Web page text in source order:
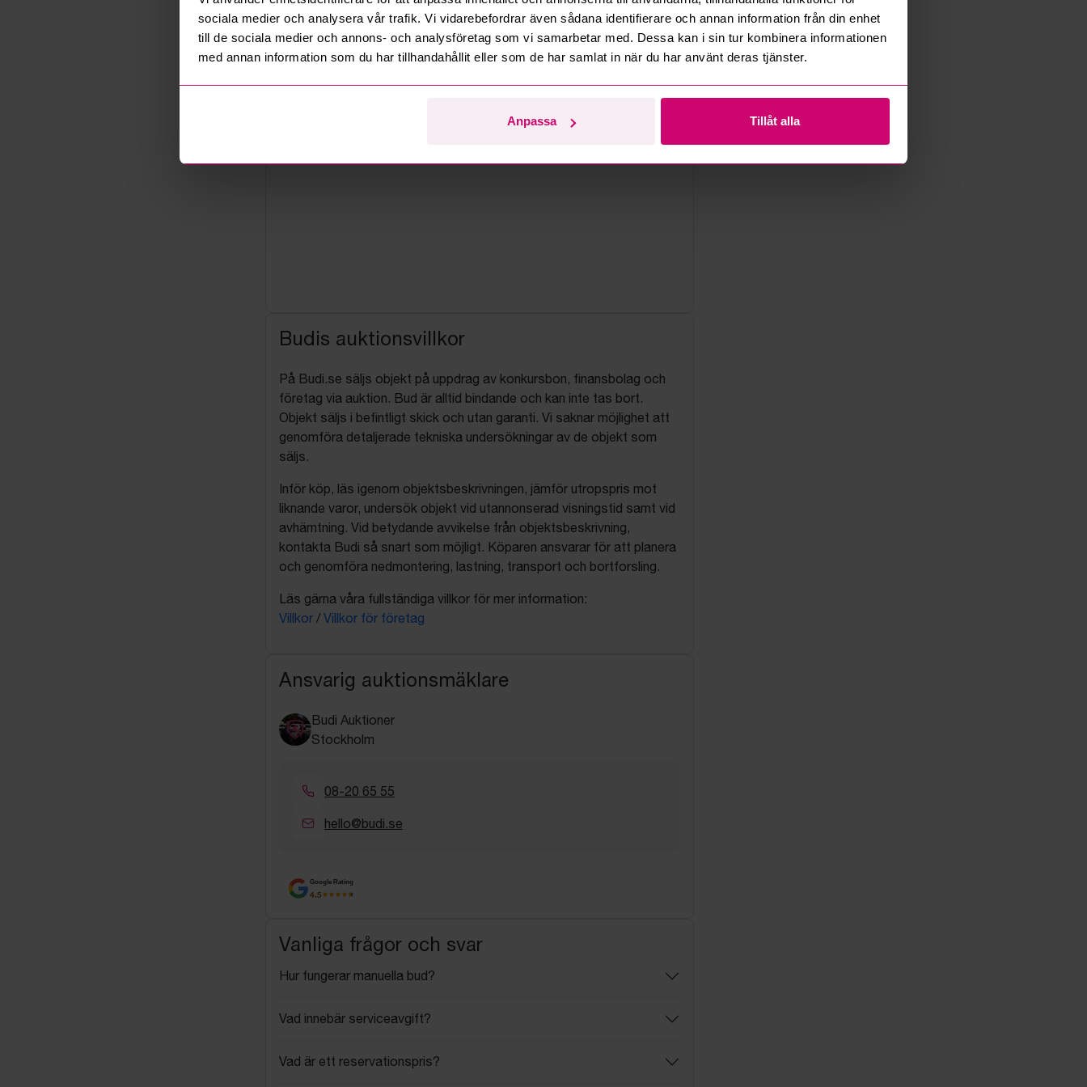
sociala medier och analysera vår trafik. Vi vidarebefordrar även sådana identifierare och annan information från din enhet
till de sociala medier och annons- och analysföretag som vi samarbetar med. Dessa kan i sin tur kombinera informationen
med annan information som du har tillhandahållit eller som de har samlat in när du har använt deras tjänster.
Anpassa Tillåt alla
Säljare
Företag
Budis auktionsvillkor
På Budi.se säljs objekt på uppdrag av konkursbon, finansbolag och
företag via auktion. Bud är alltid bindande och kan inte tas bort.
Objekt säljs i befintligt skick och utan garanti. Vi saknar möjlighet att
genomföra detaljerade tekniska undersökningar av de objekt som
säljs.
Inför köp, läs igenom objektsbeskrivningen, jämför utropspris mot
liknande varor, undersök objekt vid utannonserad visningstid samt vid
avhämtning. Vid betydande avvikelse från objektsbeskrivning,
kontakta Budi så snart som möjligt. Köparen ansvarar för att planera
och genomföra nedmontering, lastning, transport och bortforsling.
Läs gärna våra fullständiga villkor för mer information:
Villkor / Villkor för företag
Ansvarig auktionsmäklare
Budi Auktioner
Stockholm
08-20 65 55
hello@budi.se
Google Rating
4.5
Vanliga frågor och svar
Hur fungerar manuella bud?
Vad innebär serviceavgift?
Vad är ett reservationspris?